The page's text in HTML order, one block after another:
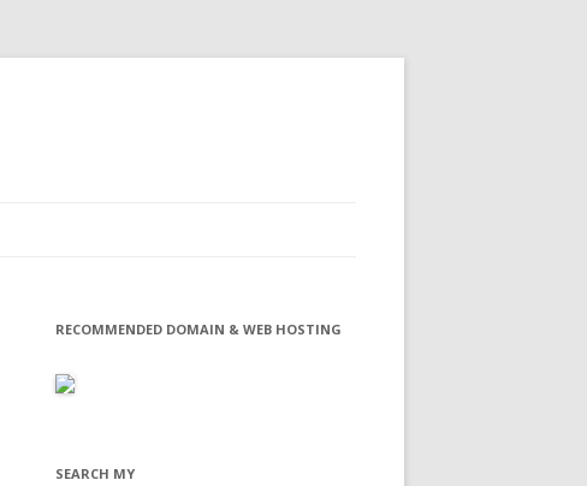
RECOMMENDED DOMAIN & WEB HOSTING
SEARCH MY